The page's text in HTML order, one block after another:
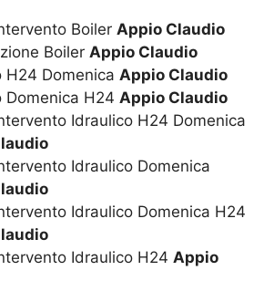
Boiler Appio Claudio
Boiler Appio Claudio
H24 Domenica Appio Claudio
Domenica H24 Appio Claudio
Idraulico H24 Domenica
Idraulico Domenica
Idraulico Domenica H24
Idraulico H24 Appio